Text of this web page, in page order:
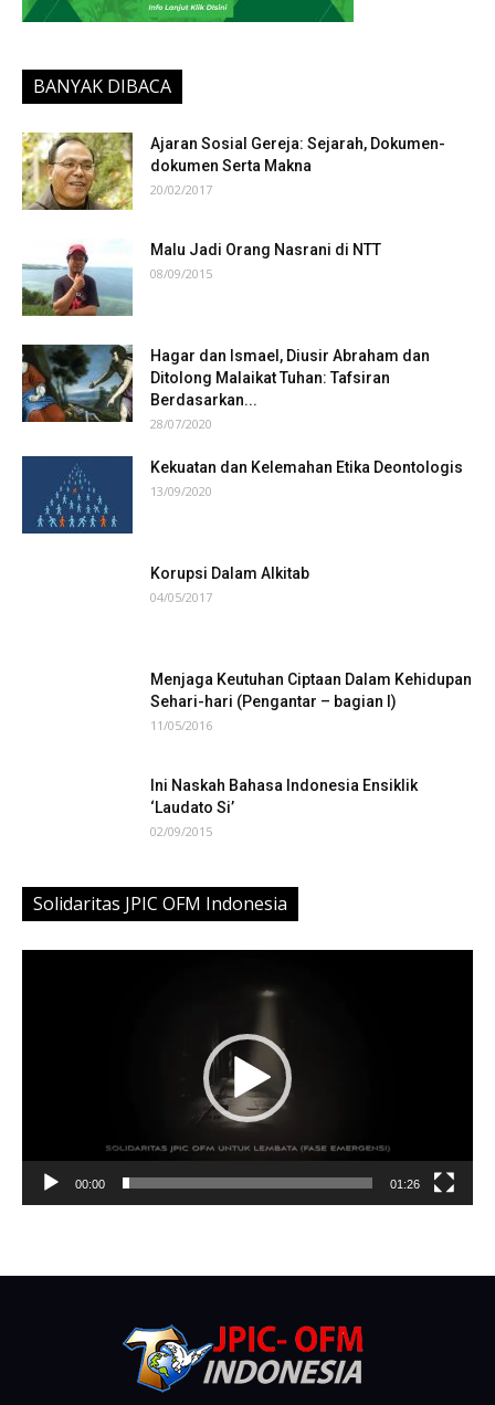
BANYAK DIBACA
Ajaran Sosial Gereja: Sejarah, Dokumen-
dokumen Serta Makna
20/02/2017
Malu Jadi Orang Nasrani di NTT
08/09/2015
Hagar dan Ismael, Diusir Abraham dan
Ditolong Malaikat Tuhan: Tafsiran
Berdasarkan...
28/07/2020
Kekuatan dan Kelemahan Etika Deontologis
13/09/2020
Korupsi Dalam Alkitab
04/05/2017
Menjaga Keutuhan Ciptaan Dalam Kehidupan
Sehari-hari (Pengantar – bagian I)
11/05/2016
Ini Naskah Bahasa Indonesia Ensiklik
‘Laudato Si’
02/09/2015
Solidaritas JPIC OFM Indonesia
00:00 01:26